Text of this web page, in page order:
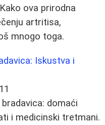
ova prirodna
artritisa,
mnogo toga.
Iskustva i
domaći
i medicinski tretmani.